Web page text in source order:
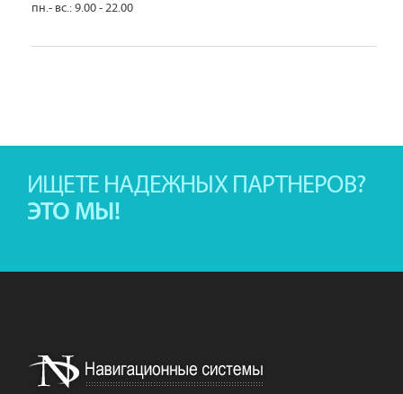
пн.- вс.: 9.00 - 22.00
ИЩЕТЕ НАДЕЖНЫХ ПАРТНЕРОВ?
ЭТО МЫ!